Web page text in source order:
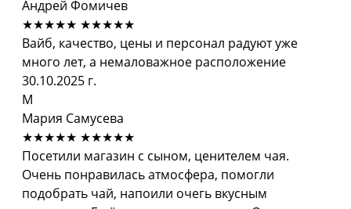
Андрей Фомичев
★★★★★ ★★★★★
Вайб, качество, цены и персонал радуют уже
много лет, а немаловажное расположение
30.10.2025 г.
М
Мария Самусева
★★★★★ ★★★★★
Посетили магазин с сыном, ценителем чая.
Очень понравилась атмосфера, помогли
подобрать чай, напоили очегь вкусным